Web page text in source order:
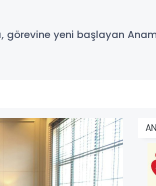
görevine yeni başlayan